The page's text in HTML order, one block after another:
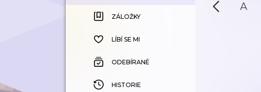
ZÁLOŽKY
HISTORIE
ZÁLOŽKY
LÍBÍ SE MI
ODEBÍRANÉ
HISTORIE
A